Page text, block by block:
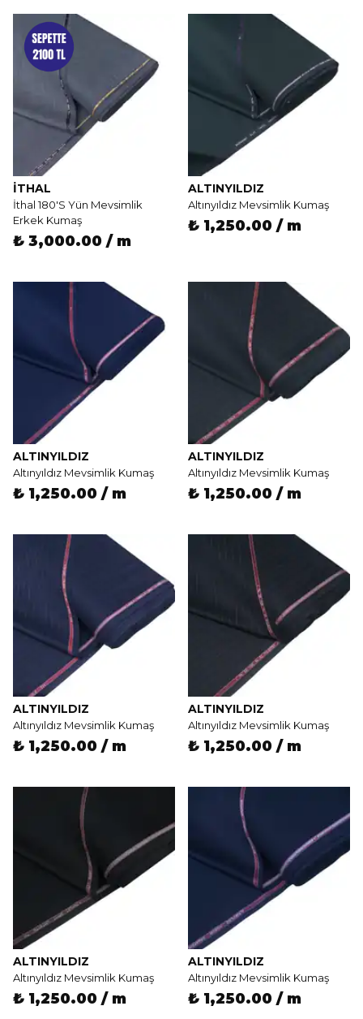
İTHAL
İthal 180'S Yün Mevsimlik
Erkek Kumaş
₺ 3,000.00 / m
ALTINYILDIZ
Altınyıldız Mevsimlik Kumaş
₺ 1,250.00 / m
ALTINYILDIZ
Altınyıldız Mevsimlik Kumaş
₺ 1,250.00 / m
ALTINYILDIZ
Altınyıldız Mevsimlik Kumaş
₺ 1,250.00 / m
ALTINYILDIZ
Altınyıldız Mevsimlik Kumaş
₺ 1,250.00 / m
ALTINYILDIZ
Altınyıldız Mevsimlik Kumaş
₺ 1,250.00 / m
ALTINYILDIZ
Altınyıldız Mevsimlik Kumaş
₺ 1,250.00 / m
ALTINYILDIZ
Altınyıldız Mevsimlik Kumaş
₺ 1,250.00 / m